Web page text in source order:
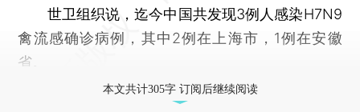
世卫组织说，迄今中国共发现3例人感染H7N9
禽流感确诊病例，其中2例在上海市，1例在安徽
省。
本文共计305字 订阅后继续阅读